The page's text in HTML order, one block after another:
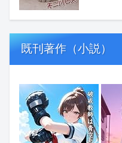
既刊著作（小説）